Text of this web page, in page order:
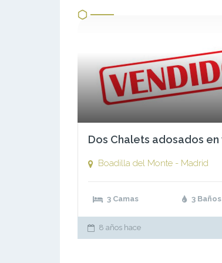
Boadilla del Monte - Madrid
3 Camas 3 Baños
8 años hace